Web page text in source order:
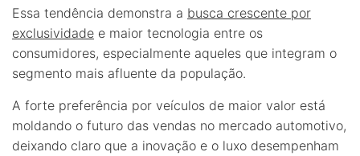
Essa tendência demonstra a busca crescente por
exclusividade e maior tecnologia entre os
consumidores, especialmente aqueles que integram o
segmento mais afluente da população.
A forte preferência por veículos de maior valor está
moldando o futuro das vendas no mercado automotivo,
deixando claro que a inovação e o luxo desempenham